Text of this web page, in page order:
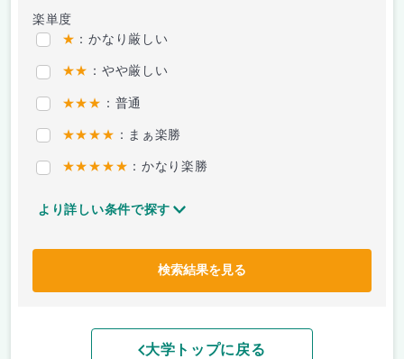
楽単度
★ ：かなり厳しい
★★ ：やや厳しい
★★★ ：普通
★★★★ ：まぁ楽勝
★★★★★ ：かなり楽勝
より詳しい条件で探す
検索結果を見る
大学トップに戻る